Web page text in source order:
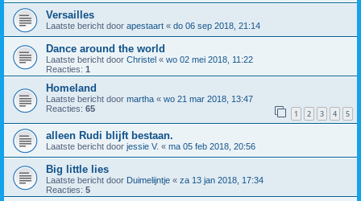
Versailles
Laatste bericht door apestaart « do 06 sep 2018, 21:14
Dance around the world
Laatste bericht door Christel « wo 02 mei 2018, 11:22
Reacties: 1
Homeland
Laatste bericht door martha « wo 21 mar 2018, 13:47
Reacties: 65 1 2 3 4 5
alleen Rudi blijft bestaan.
Laatste bericht door jessie V. « ma 05 feb 2018, 20:56
Big little lies
Laatste bericht door Duimelijntje « za 13 jan 2018, 17:34
Reacties: 5